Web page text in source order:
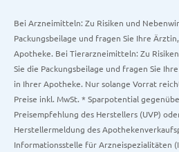
Bei Arzneimitteln: Zu Risiken und
Packungsbeilage und fragen Sie Ihre
Apotheke. Bei Tierarzneimitteln: Zu
Sie die Packungsbeilage und fragen Sie
in Ihrer Apotheke. Nur solange Vorrat
Preise inkl. MwSt. * Sparpotential
Preisempfehlung des Herstellers (UVP)
Herstellermeldung des
Informationsstelle für Arzneispezialitäten